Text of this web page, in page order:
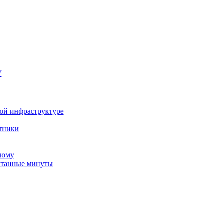
инфраструктуре
минуты